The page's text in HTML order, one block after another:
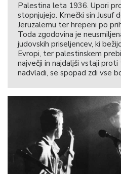
Palestina leta 1936. Upori
stopnjujejo. Kmečki sin Jusuf
Jeruzalemu ter hrepeni po
Toda zgodovina je
judovskih priseljencev, ki
Evropi, ter palestinskem
največji in najdaljši vstaji
nadvladi, se spopad zdi vse